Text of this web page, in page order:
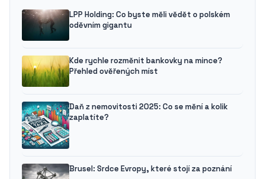
LPP Holding: Co byste měli vědět o polském
oděvním gigantu
Kde rychle rozměnit bankovky na mince?
Přehled ověřených míst
Daň z nemovitosti 2025: Co se mění a kolik
zaplatíte?
Brusel: Srdce Evropy, které stojí za poznání